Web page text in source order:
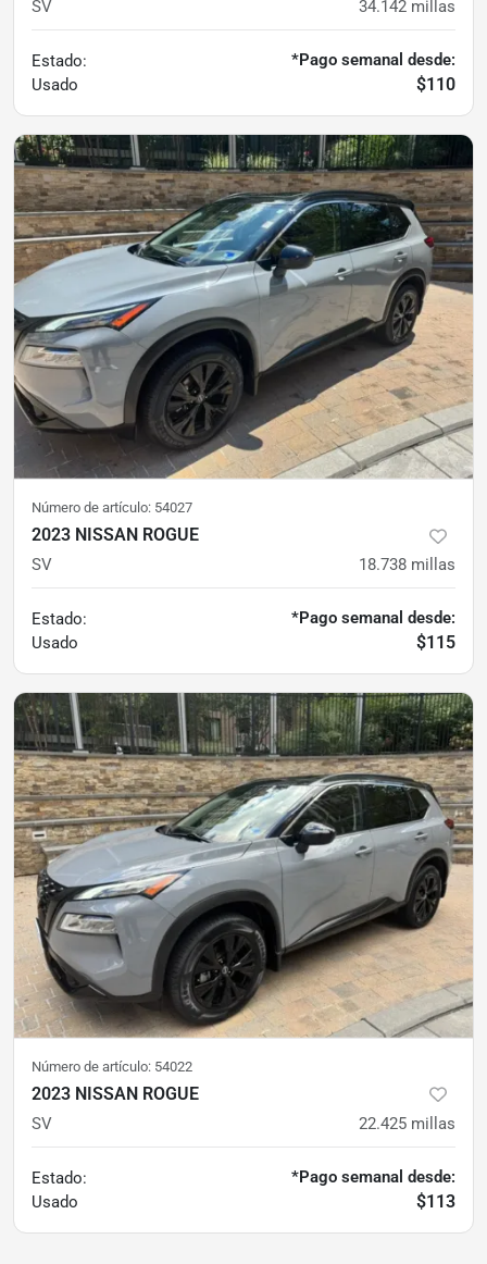
SV 34.142 millas
Estado:
Usado
*Pago semanal desde:
$110
Número de artículo: 54027
2023 NISSAN ROGUE
SV 18.738 millas
Estado:
Usado
*Pago semanal desde:
$115
Número de artículo: 54022
2023 NISSAN ROGUE
SV 22.425 millas
Estado:
Usado
*Pago semanal desde:
$113